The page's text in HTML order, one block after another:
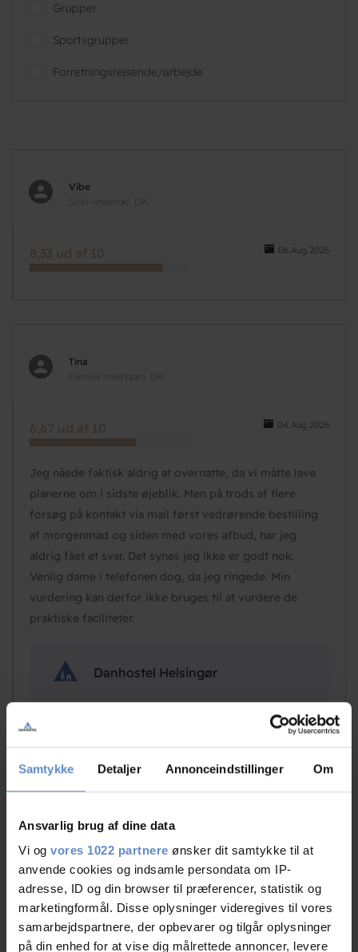
Samtykke Detaljer Annonceindstillinger Om
Ansvarlig brug af dine data
Vi og vores 1022 partnere ønsker dit samtykke til at
anvende cookies og indsamle persondata om IP-
adresse, ID og din browser til præferencer, statistik og
marketingformål. Disse oplysninger videregives til vores
samarbejdspartnere, der opbevarer og tilgår oplysninger
på din enhed for at vise dig målrettede annoncer, levere
Grupper
Sportsgrupper
Forretningsrejsende/arbejde
Vibe
Solo-rejsende, DK
06.Aug.2026
8,33 ud af 10
Tina
Familie med børn, DK
04.Aug.2026
6,67 ud af 10
Jeg nåede faktisk aldrig at overnatte, da vi måtte lave
planerne om i sidste øjeblik. Men på trods af flere
forsøg på kontakt via mail først vedrørende bestilling
af morgenmad og siden med vores afbud, har jeg
aldrig fået et svar. Det synes jeg ikke er godt nok.
Venlig dame i telefonen dog, da jeg ringede. Min
vurdering kan derfor ikke bruges til at vurdere de
praktiske faciliteter.
Danhostel Helsingør
mailet til? vores mailboks bliver tømt hver dag og der
ligger intet fra dig, ej hellere i vores spamfilter. Glad
for du fik hjælp telefonisk.
N/A
Par, DE
04.Aug.2026
10,00 ud af 10